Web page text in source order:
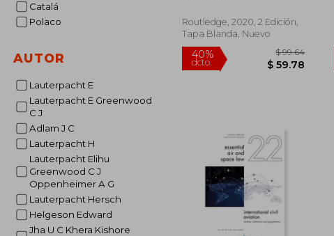
Catalá
Polaco
AUTOR
Lauterpacht E
Lauterpacht E Greenwood
C J
Adlam J C
Lauterpacht H
Lauterpacht Elihu
Greenwood C J
Oppenheimer A G
Lauterpacht Hersch
Helgeson Edward
Jha U C Khera Kishore
Routledge, 2020, 2 Edición,
Tapa Blanda, Nuevo